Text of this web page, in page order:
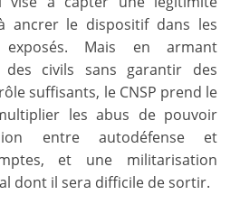
ancrer le dispositif dans les
Mais en armant
des civils sans garantir des
suffisants, le CNSP prend le
les abus de pouvoir
entre autodéfense et
et une militarisation
dont il sera difficile de sortir.